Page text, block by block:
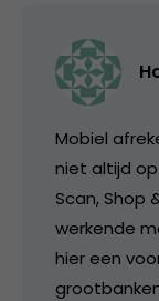
Mobiel
niet altijd
Scan, Shop
werkende
hier een